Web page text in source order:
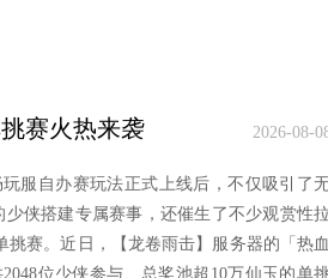
赛火热来袭 2026-08-
玩服自办赛玩法正式上线后，不仅吸引了
侠搭建专属赛事，还催生了不少观赏性拉
挑赛。近日，【龙卷雨击】服务器的「热血
位少侠参与、总奖池超10万仙玉的单